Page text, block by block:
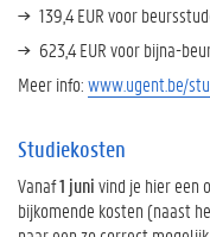
139,4 EUR voor
623,4 EUR voor bijna-
Meer info:www.ugent.be/
Studiekosten
Vanaf1 junivind je hier een
bijkomende kosten (naast